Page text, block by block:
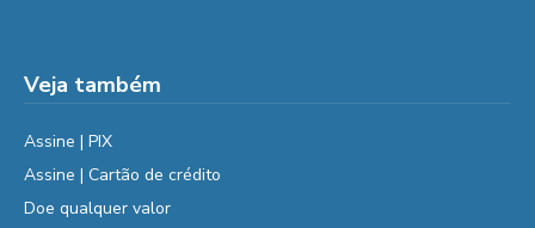
Veja também
Assine | PIX
Assine | Cartão de crédito
Doe qualquer valor